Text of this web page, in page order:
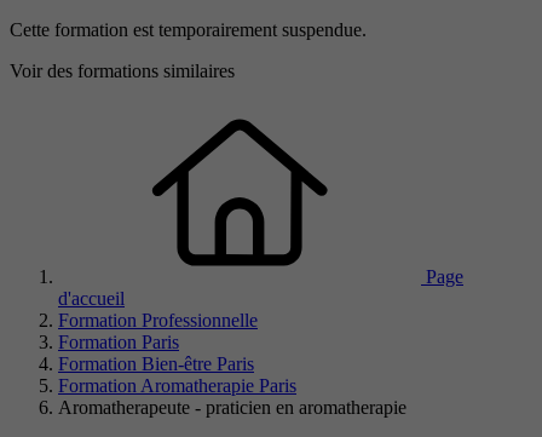
Cette formation est temporairement suspendue.
Voir des formations similaires
Page
d'accueil
Formation Professionnelle
Formation Paris
Formation Bien-être Paris
Formation Aromatherapie Paris
Aromatherapeute - praticien en aromatherapie